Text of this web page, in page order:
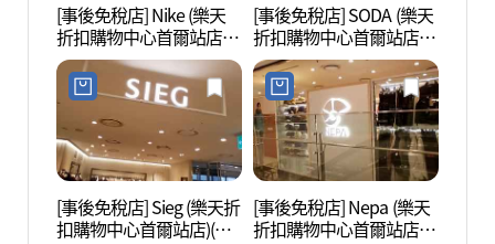
[事後免稅店] Nike (樂天
折扣購物中心首爾站店)
(나이키 롯데아울렛 서울
역점)
[事後免稅店] SODA (樂天
折扣購物中心首爾站店)
(소다 롯데아울렛 서울역
점)
[事後免稅店] Sieg (樂天折
扣購物中心首爾站店)(지
[事後免稅店] Nepa (樂天
折扣購物中心首爾站店)